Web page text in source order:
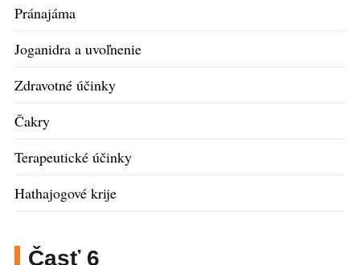
Pránajáma
Joganidra a uvoľnenie
Zdravotné účinky
Čakry
Terapeutické účinky
Hathajogové krije
Časť 6